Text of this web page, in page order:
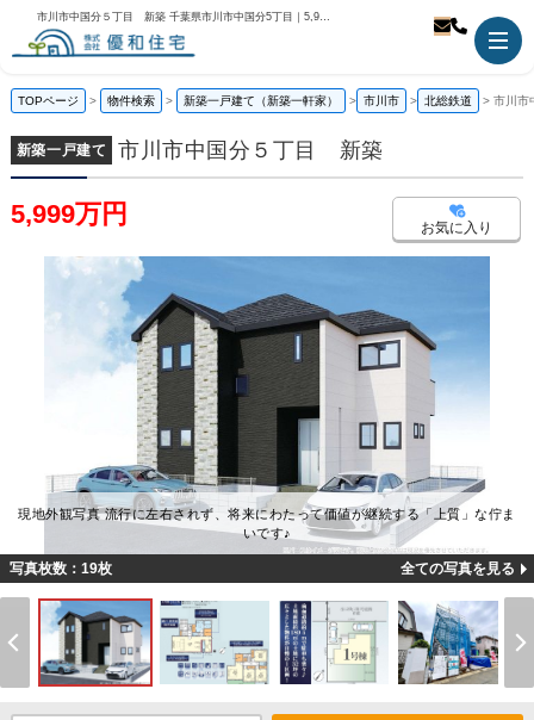
市川市中国分５丁目 新築 千葉県市川市中国分5丁目｜5,999万円の新築一戸建て｜株式会社優和住宅
TOPページ 物件検索 新築一戸建て（新築一軒家） 市川市 北総鉄道 市川市
新築一戸建て 市川市中国分５丁目 新築
5,999万円 お気に入り
現地外観写真 流行に左右されず、将来にわたって価値が継続する「上質」な佇ま
いです♪
写真枚数：19枚 全ての写真を見る